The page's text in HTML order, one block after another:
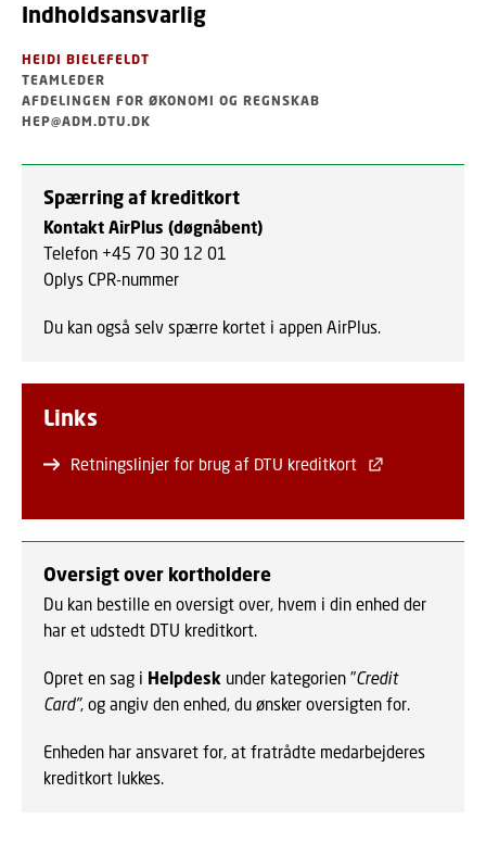
Indholdsansvarlig
HEIDI BIELEFELDT
TEAMLEDER
AFDELINGEN FOR ØKONOMI OG REGNSKAB
HEP@ADM.DTU.DK
Spærring af kreditkort
Kontakt AirPlus (døgnåbent)
Telefon +45 70 30 12 01
Oplys CPR-nummer
Du kan også selv spærre kortet i appen AirPlus.
Links
Retningslinjer for brug af DTU kreditkort
Oversigt over kortholdere
Du kan bestille en oversigt over, hvem i din enhed der
har et udstedt DTU kreditkort.
Opret en sag i Helpdesk under kategorien "Credit
Card", og angiv den enhed, du ønsker oversigten for.
Enheden har ansvaret for, at fratrådte medarbejderes
kreditkort lukkes.